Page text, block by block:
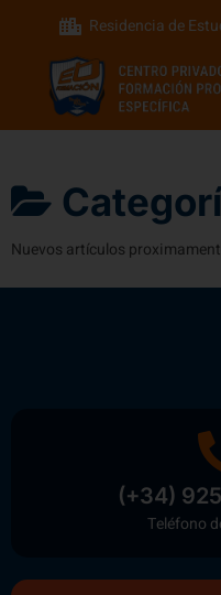
Residencia de
Nuevos artículos
(+34)
Teléfono